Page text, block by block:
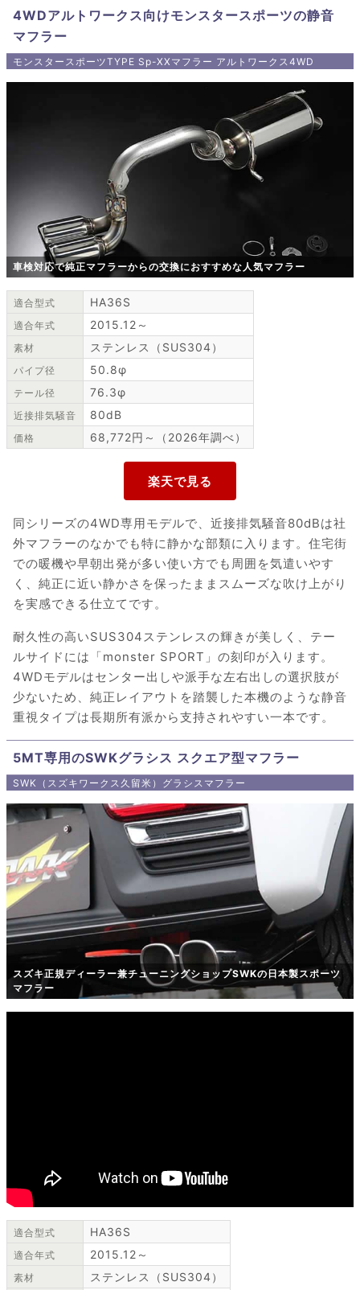
4WDアルトワークス向けモンスタースポーツの静音
マフラー
モンスタースポーツTYPE Sp-XXマフラー アルトワークス4WD
車検対応で純正マフラーからの交換におすすめな人気マフラー
適合型式 HA36S
適合年式 2015.12～
素材 ステンレス（SUS304）
パイプ径 50.8φ
テール径 76.3φ
近接排気騒音 80dB
価格 68,772円～（2026年調べ）
同シリーズの4WD専用モデルで、近接排気騒音80dBは社
外マフラーのなかでも特に静かな部類に入ります。住宅街
での暖機や早朝出発が多い使い方でも周囲を気遣いやす
く、純正に近い静かさを保ったままスムーズな吹け上がり
を実感できる仕立てです。
耐久性の高いSUS304ステンレスの輝きが美しく、テー
ルサイドには「monster SPORT」の刻印が入ります。
4WDモデルはセンター出しや派手な左右出しの選択肢が
少ないため、純正レイアウトを踏襲した本機のような静音
重視タイプは長期所有派から支持されやすい一本です。
5MT専用のSWKグラシス スクエア型マフラー
SWK（スズキワークス久留米）グラシスマフラー
スズキ正規ディーラー兼チューニングショップSWKの日本製スポーツ
マフラー
適合型式 HA36S
適合年式 2015.12～
素材 ステンレス（SUS304）